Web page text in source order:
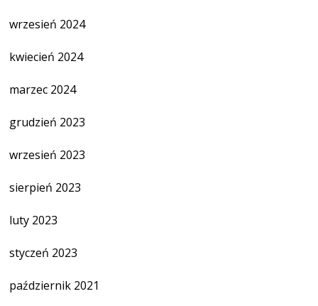
wrzesień 2024
kwiecień 2024
marzec 2024
grudzień 2023
wrzesień 2023
sierpień 2023
luty 2023
styczeń 2023
październik 2021